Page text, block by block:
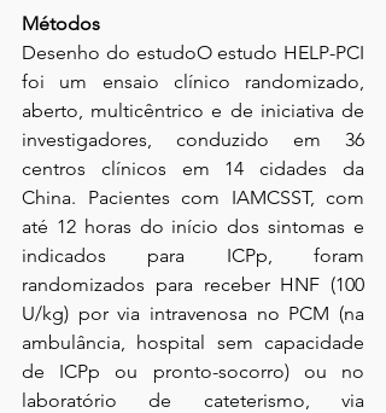
Métodos
Desenho do estudoO estudo HELP-PCI
foi um ensaio clínico randomizado,
aberto, multicêntrico e de iniciativa de
investigadores, conduzido em 36
centros clínicos em 14 cidades da
China. Pacientes com IAMCSST, com
até 12 horas do início dos sintomas e
indicados para ICPp, foram
randomizados para receber HNF (100
U/kg) por via intravenosa no PCM (na
ambulância, hospital sem capacidade
de ICPp ou pronto-socorro) ou no
laboratório de cateterismo, via